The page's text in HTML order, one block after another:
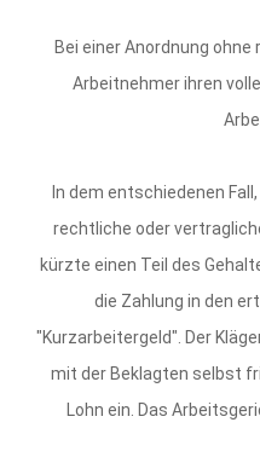
Bei einer Anordnung
Arbeitnehmer ihren
In dem entschiedenen
rechtliche oder
kürzte einen Teil des
die Zahlung in den
"Kurzarbeitergeld". Der
mit der Beklagten selbst
Lohn ein. Das